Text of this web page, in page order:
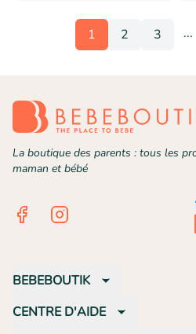
1 2 3 ...
La boutique des parents : tous les
maman et bébé
FacebookInstagram
BEBEBOUTIK
CENTRE D'AIDE